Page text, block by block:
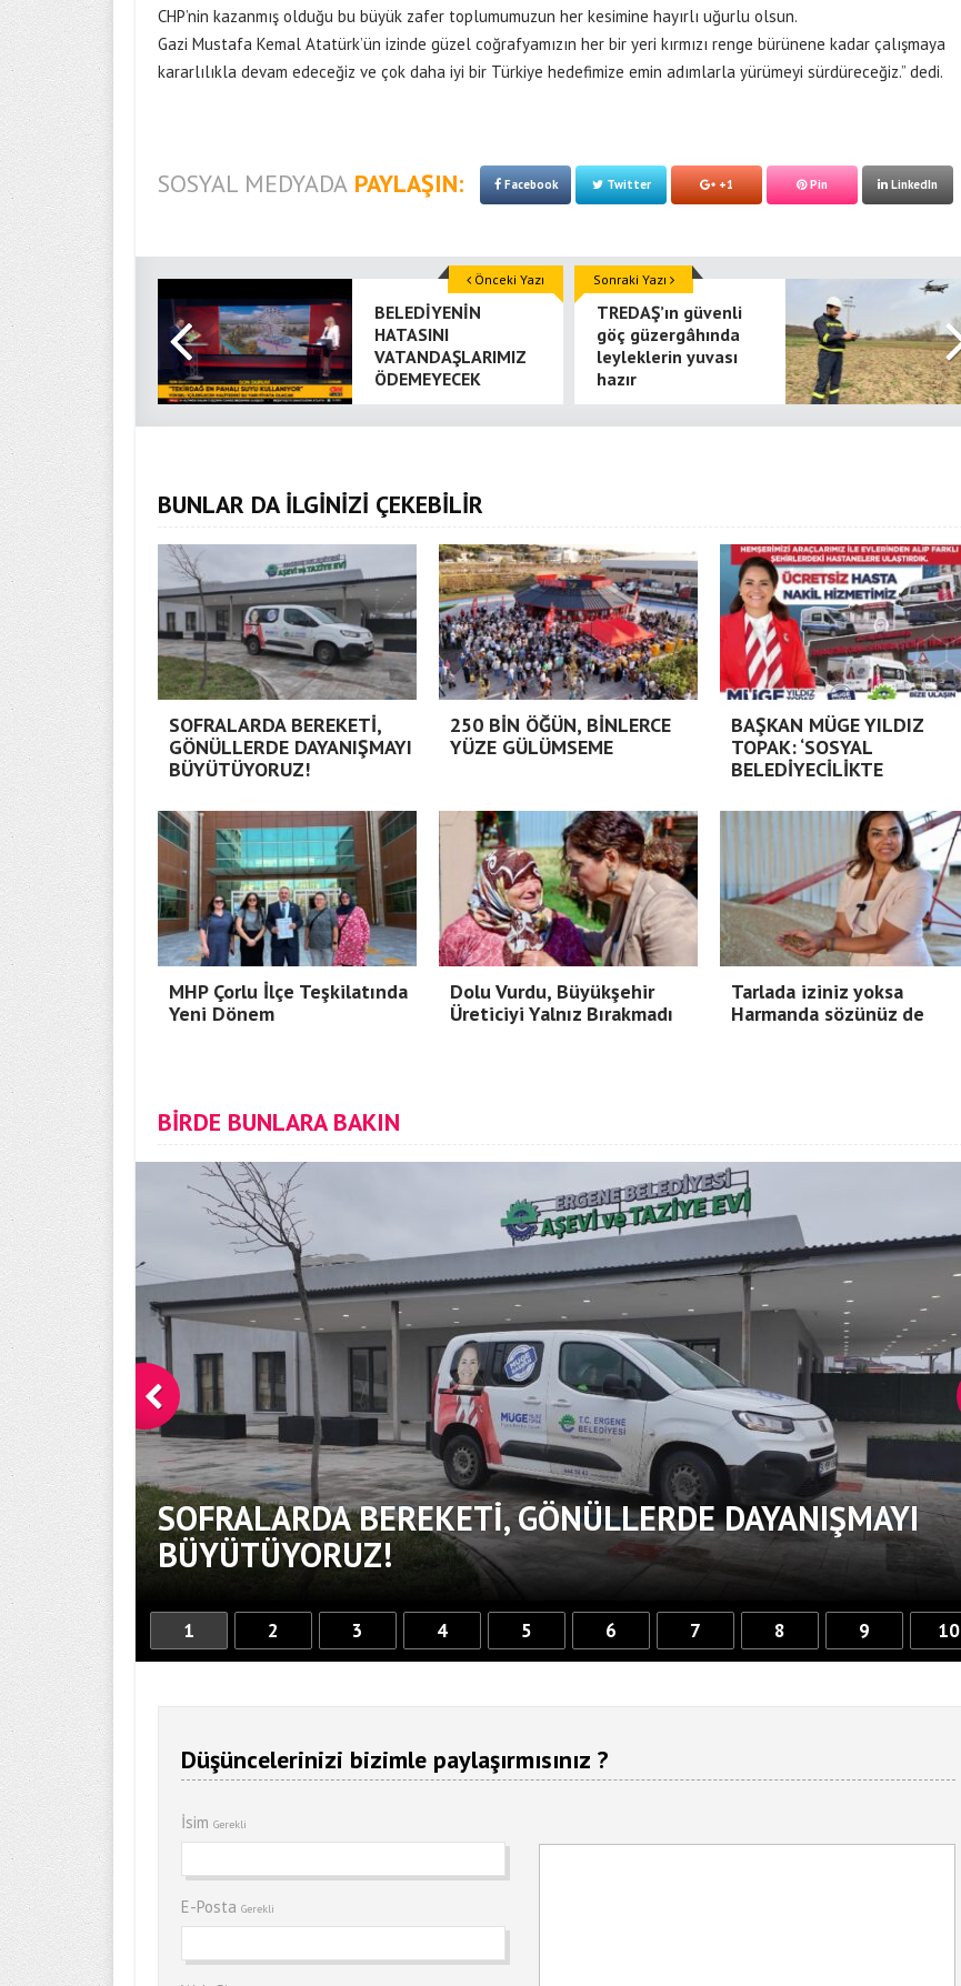
CHP’nin kazanmış olduğu bu büyük zafer toplumumuzun her kesimine hayırlı uğurlu olsun.
Gazi Mustafa Kemal Atatürk’ün izinde güzel coğrafyamızın her bir yeri kırmızı renge bürünene kadar çalışmaya
kararlılıkla devam edeceğiz ve çok daha iyi bir Türkiye hedefimize emin adımlarla yürümeyi sürdüreceğiz.” dedi.
SOSYAL MEDYADA PAYLAŞIN: Facebook Twitter +1 Pin LinkedIn
BELEDİYENİN
HATASINI
VATANDAŞLARIMIZ
ÖDEMEYECEK
Önceki Yazı
TREDAŞ’ın güvenli
göç güzergâhında
leyleklerin yuvası
hazır
Sonraki Yazı
BUNLAR DA İLGİNİZİ ÇEKEBİLİR
SOFRALARDA BEREKETİ,
GÖNÜLLERDE DAYANIŞMAYI
BÜYÜTÜYORUZ!
250 BİN ÖĞÜN, BİNLERCE
YÜZE GÜLÜMSEME
BAŞKAN MÜGE YILDIZ
TOPAK: ‘SOSYAL
BELEDİYECİLİKTE
MHP Çorlu İlçe Teşkilatında
Yeni Dönem
Dolu Vurdu, Büyükşehir
Üreticiyi Yalnız Bırakmadı
Tarlada iziniz yoksa
Harmanda sözünüz de
BİRDE BUNLARA BAKIN
SOFRALARDA BEREKETİ, GÖNÜLLERDE DAYANIŞMAYI
BÜYÜTÜYORUZ!
1 2 3 4 5 6 7 8 9 10
Düşüncelerinizi bizimle paylaşırmısınız ?
İsim Gerekli
E-Posta Gerekli